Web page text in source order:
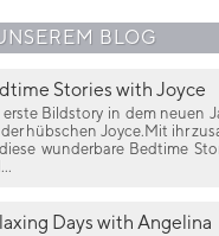
BLOG
Stories with Joyce
erste Bildstory in dem neuen
hübschen Joyce.Mit ihr
wunderbare Bedtime
Days with Angelina